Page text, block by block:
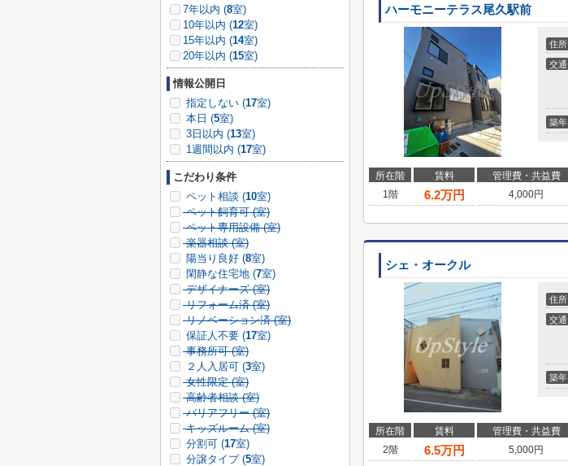
ハーモニーテラス尾久駅前
住所
交通
築年
所在階 賃料 管理費・共益費
1階
6.2万円 4,000円
シェ・オークル
住所
交通
築年
所在階 賃料 管理費・共益費
2階
6.5万円 5,000円
7年以内 (8室)
10年以内 (12室)
15年以内 (14室)
20年以内 (15室)
情報公開日
指定しない (17室)
本日 (5室)
3日以内 (13室)
1週間以内 (17室)
こだわり条件
ペット相談 (10室)
ペット飼育可 (室)
ペット専用設備 (室)
楽器相談 (室)
陽当り良好 (8室)
閑静な住宅地 (7室)
デザイナーズ (室)
リフォーム済 (室)
リノベーション済 (室)
保証人不要 (17室)
事務所可 (室)
２人入居可 (3室)
女性限定 (室)
高齢者相談 (室)
バリアフリー (室)
キッズルーム (室)
分割可 (17室)
分譲タイプ (5室)